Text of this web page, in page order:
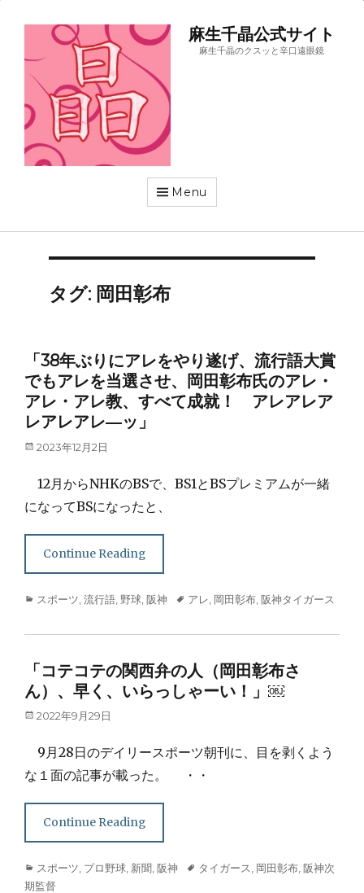
麻生千晶公式サイト
麻生千晶のクスッと辛口遠眼鏡
Menu
タグ: 岡田彰布
「38年ぶりにアレをやり遂げ、流行語大賞
でもアレを当選させ、岡田彰布氏のアレ・
アレ・アレ教、すべて成就！ アレアレア
レアレアレ―ッ」
Posted
2023年12月2日
12月からNHKのBSで、BS1とBSプレミアムが一緒
になってBSになったと、
Continue Reading
Categories
スポーツ 流行語 野球 阪神 Tagsアレ 岡田彰布 阪神タイガース
「コテコテの関西弁の人（岡田彰布さ
ん）、早く、いらっしゃーい！」￼
Posted
2022年9月29日
9月28日のデイリースポーツ朝刊に、目を剥くよう
な１面の記事が載った。 ・・
Continue Reading
Categories
スポーツ プロ野球 新聞 阪神 Tagsタイガース 岡田彰布 阪神次
期監督